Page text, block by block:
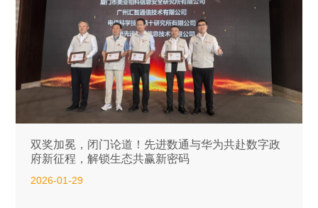
双奖加冕，闭门论道！先进数通与华为共赴数字政
府新征程，解锁生态共赢新密码
2026-01-29